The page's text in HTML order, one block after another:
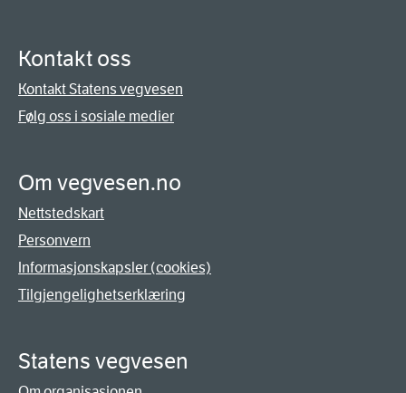
Kontakt oss
Kontakt Statens vegvesen
Følg oss i sosiale medier
Om vegvesen.no
Nettstedskart
Personvern
Informasjonskapsler (cookies)
Tilgjengelighetserklæring
Statens vegvesen